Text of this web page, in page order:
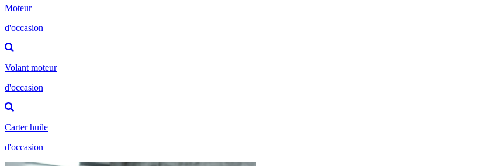
Moteur
d'occasion
Volant moteur
d'occasion
Carter huile
d'occasion